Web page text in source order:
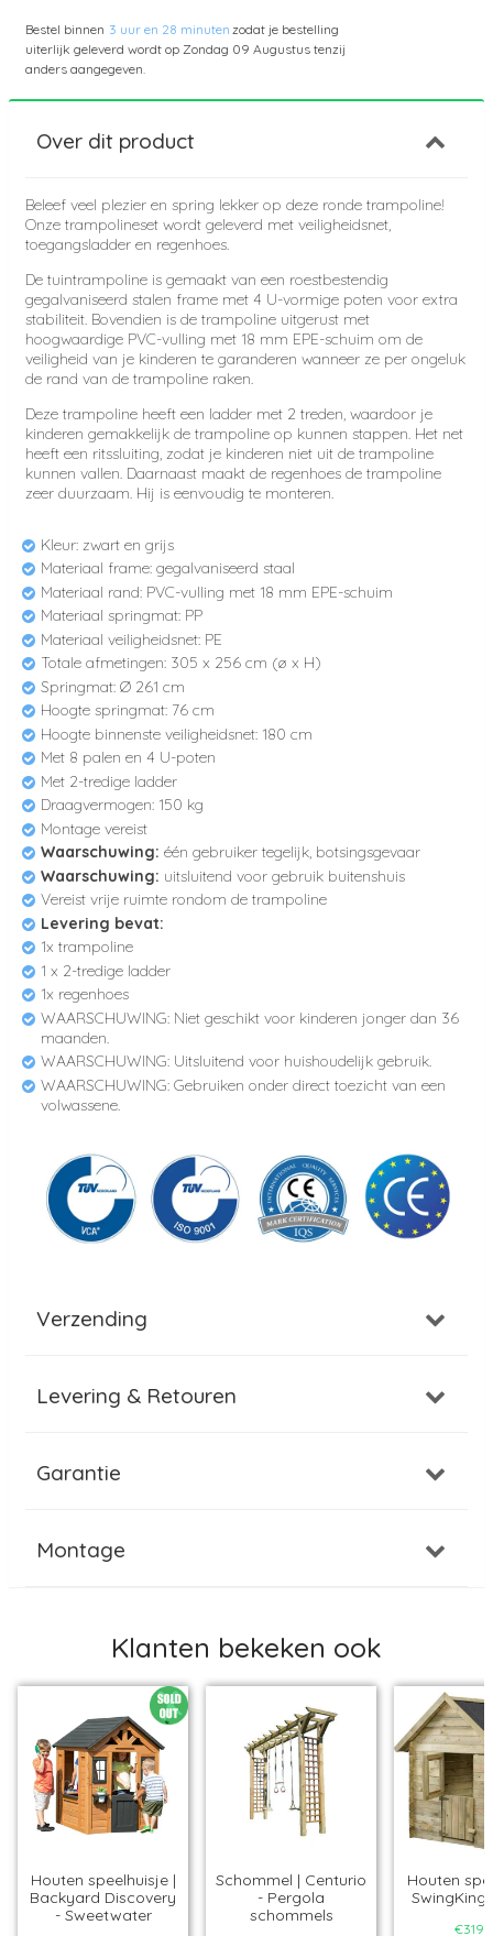
Bestel binnen 3 uur en 28 minutenzodat je bestelling
uiterlijk geleverd wordt op Zondag 09 Augustus tenzij
anders aangegeven.
Over dit product
Beleef veel plezier en spring lekker op deze ronde trampoline!
Onze trampolineset wordt geleverd met veiligheidsnet,
toegangsladder en regenhoes.
De tuintrampoline is gemaakt van een roestbestendig
gegalvaniseerd stalen frame met 4 U-vormige poten voor extra
stabiliteit. Bovendien is de trampoline uitgerust met
hoogwaardige PVC-vulling met 18 mm EPE-schuim om de
veiligheid van je kinderen te garanderen wanneer ze per ongeluk
de rand van de trampoline raken.
Deze trampoline heeft een ladder met 2 treden, waardoor je
kinderen gemakkelijk de trampoline op kunnen stappen. Het net
heeft een ritssluiting, zodat je kinderen niet uit de trampoline
kunnen vallen. Daarnaast maakt de regenhoes de trampoline
zeer duurzaam. Hij is eenvoudig te monteren.
Kleur: zwart en grijs
Materiaal frame: gegalvaniseerd staal
Materiaal rand: PVC-vulling met 18 mm EPE-schuim
Materiaal springmat: PP
Materiaal veiligheidsnet: PE
Totale afmetingen: 305 x 256 cm (ø x H)
Springmat: Ø 261 cm
Hoogte springmat: 76 cm
Hoogte binnenste veiligheidsnet: 180 cm
Met 8 palen en 4 U-poten
Met 2-tredige ladder
Draagvermogen: 150 kg
Montage vereist
Waarschuwing: één gebruiker tegelijk, botsingsgevaar
Waarschuwing: uitsluitend voor gebruik buitenshuis
Vereist vrije ruimte rondom de trampoline
Levering bevat:
1x trampoline
1 x 2-tredige ladder
1x regenhoes
WAARSCHUWING: Niet geschikt voor kinderen jonger dan 36
maanden.
WAARSCHUWING: Uitsluitend voor huishoudelijk gebruik.
WAARSCHUWING: Gebruiken onder direct toezicht van een
volwassene.
Verzending
Levering & Retouren
Garantie
Montage
Klanten bekeken ook
Houten speelhuisje |
Backyard Discovery
- Sweetwater
Schommel | Centurio
- Pergola
schommels
Houten
SwingKing